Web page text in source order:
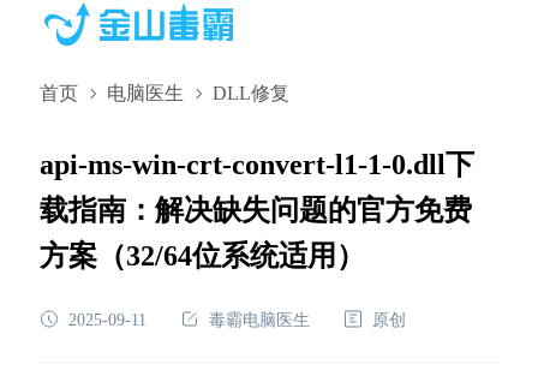
首页 电脑医生 DLL修复
api-ms-win-crt-convert-l1-1-0.dll下
载指南：解决缺失问题的官方免费
方案（32/64位系统适用）
2025-09-11 毒霸电脑医生 原创